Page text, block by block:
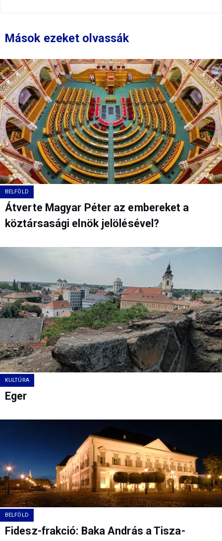
Mások ezeket olvassák
BELFÖLD
Átverte Magyar Péter az embereket a
köztársasági elnök jelölésével?
KULTÚRA
Eger
BELFÖLD
Fidesz-frakció: Baka András a Tisza-